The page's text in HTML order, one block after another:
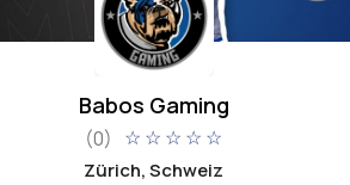
Babos Gaming
(0) ☆ ☆ ☆ ☆ ☆
Zürich, Schweiz